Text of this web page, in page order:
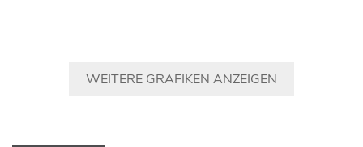
WEITERE GRAFIKEN ANZEIGEN